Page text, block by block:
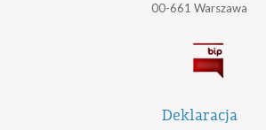
00-661 Warszawa
Deklaracja